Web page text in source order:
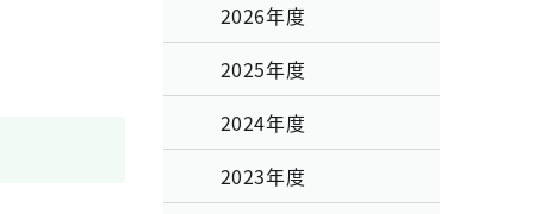
2026年度
2025年度
2024年度
2023年度